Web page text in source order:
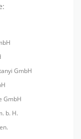
GmbH
GmbH
b. H.